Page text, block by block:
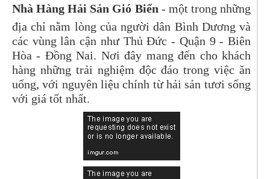
Nhà Hàng Hải Sản Gió Biển - một trong những
địa chỉ nằm lòng của người dân Bình Dương và
các vùng lân cận như Thủ Đức - Quận 9 - Biên
Hòa - Đồng Nai. Nơi đây mang đến cho khách
hàng những trải nghiệm độc đáo trong việc ăn
uống, với nguyên liệu chính từ hải sản tươi sống
với giá tốt nhất.